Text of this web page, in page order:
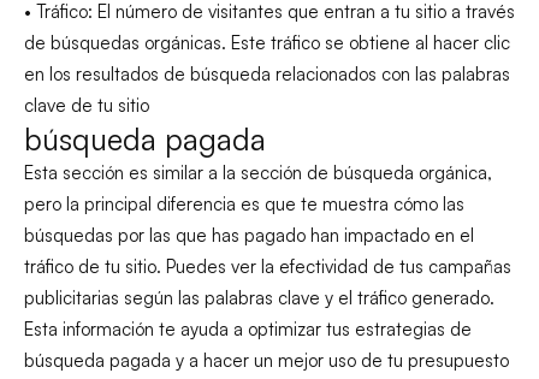
• Tráfico: El número de visitantes que entran a tu sitio a través
de búsquedas orgánicas. Este tráfico se obtiene al hacer clic
en los resultados de búsqueda relacionados con las palabras
clave de tu sitio
búsqueda pagada
Esta sección es similar a la sección de búsqueda orgánica,
pero la principal diferencia es que te muestra cómo las
búsquedas por las que has pagado han impactado en el
tráfico de tu sitio. Puedes ver la efectividad de tus campañas
publicitarias según las palabras clave y el tráfico generado.
Esta información te ayuda a optimizar tus estrategias de
búsqueda pagada y a hacer un mejor uso de tu presupuesto